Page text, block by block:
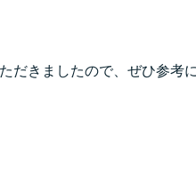
だきましたので、ぜひ参考